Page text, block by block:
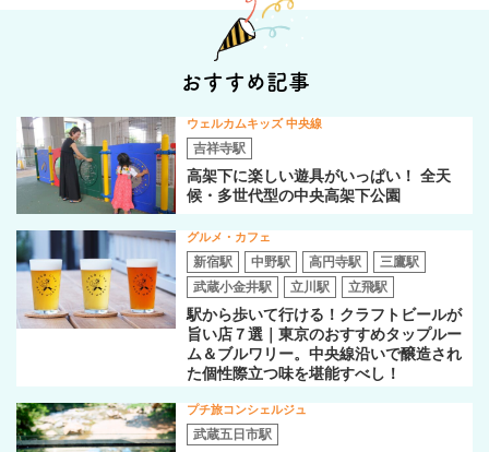
おすすめ記事
ウェルカムキッズ 中央線
吉祥寺駅
高架下に楽しい遊具がいっぱい！ 全天
候・多世代型の中央高架下公園
グルメ・カフェ
新宿駅 中野駅 高円寺駅
三鷹駅
武蔵小金井駅
立川駅 立飛駅
駅から歩いて行ける！クラフトビールが
旨い店７選｜東京のおすすめタップルー
ム＆ブルワリー。中央線沿いで醸造され
た個性際立つ味を堪能すべし！
プチ旅コンシェルジュ
武蔵五日市駅